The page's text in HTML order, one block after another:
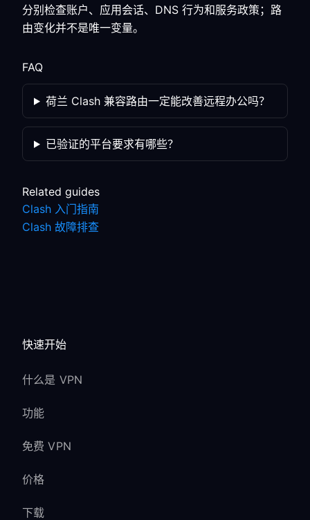
分别检查账户、应用会话、DNS 行为和服务政策；路
由变化并不是唯一变量。
FAQ
荷兰 Clash 兼容路由一定能改善远程办公吗？
已验证的平台要求有哪些？
Related guides
Clash 入门指南
Clash 故障排查
快速开始
什么是 VPN
功能
免费 VPN
价格
下载